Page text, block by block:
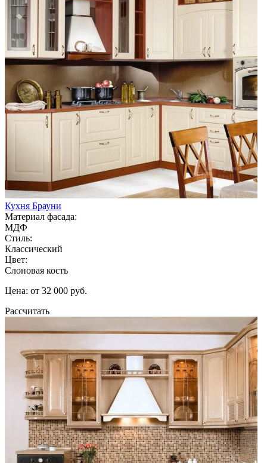
Кухня Брауни
Материал фасада:
МДФ
Стиль:
Классический
Цвет:
Слоновая кость
Цена: от 32 000 руб.
Рассчитать